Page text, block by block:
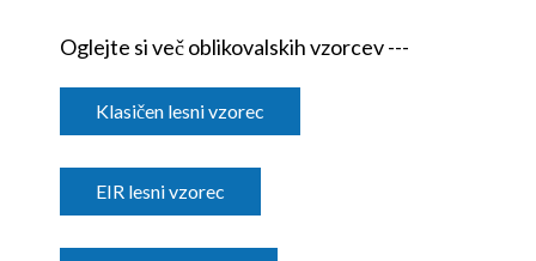
Oglejte si več oblikovalskih vzorcev ---
Klasičen lesni vzorec
EIR lesni vzorec